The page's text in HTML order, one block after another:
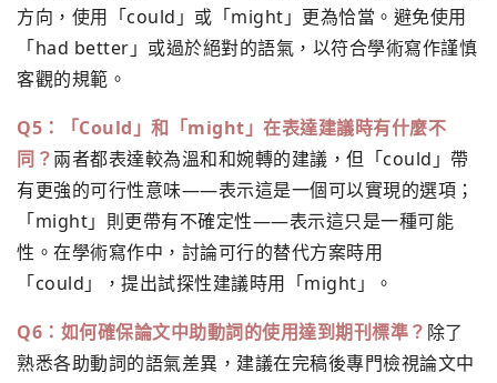
方向，使用「could」或「might」更為恰當。避免使用
「had better」或過於絕對的語氣，以符合學術寫作謹慎
客觀的規範。
Q5：「Could」和「might」在表達建議時有什麼不
同？兩者都表達較為溫和和婉轉的建議，但「could」帶
有更強的可行性意味——表示這是一個可以實現的選項；
「might」則更帶有不確定性——表示這只是一種可能
性。在學術寫作中，討論可行的替代方案時用
「could」，提出試探性建議時用「might」。
Q6：如何確保論文中助動詞的使用達到期刊標準？ 除了
熟悉各助動詞的語氣差異，建議在完稿後專門檢視論文中